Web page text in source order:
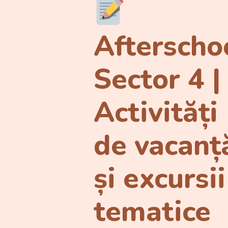
Sector 4 |
Activități
de
și excursii
tematice